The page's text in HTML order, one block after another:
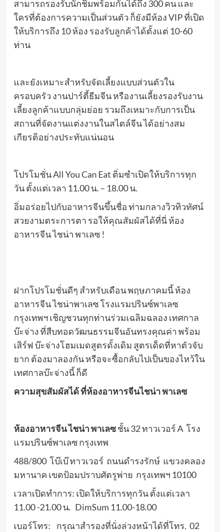
สามารถรองรับนักชิมพร้อมกันได้ถึง 300 คน และ
ใครที่ต้องการความเป็นส่วนตัว ก็ยังมีห้อง VIP ที่เปิด
ให้บริการถึง 10 ห้อง รองรับลูกค้าได้ตั้งแต่ 10-60
ท่าน
และยังเหมาะสำหรับจัดเลี้ยงแบบส่วนตัวใน
ครอบครัว งานปาร์ตี้ธีมจีน หรืองานเลี้ยงรองรับงาน
เลี้ยงลูกค้าแบบกลุ่มย่อย รวมถึงเหมาะกับการเป็น
สถานที่จัดงานแต่งงานในสไตล์จีน ได้อย่างสม
เกียรติอย่างประทับแน่นอน
โปรโมชั่น All You Can Eat ติ่มซำเปิดให้บริการทุก
วัน ตั้งแต่เวลา 11.00 น. – 18.00 น.
อิ่มอร่อยไปกับอาหารจีนขึ้นชื่อ ท่ามกลางวิวทิวทัศน์
สวยงามตระการตา รอให้คุณสัมผัสได้ที่นี่ ห้อง
อาหารจีน ไชน่า พาเลซ !
ฝากโปรโมชั่นดีๆ สำหรับเดือน พฤษภาคมนี้ ห้อง
อาหารจีน ไชน่าพาเลซ โรงแรมปรินซ์พาเลซ
กรุงเทพฯ เชิญชวนทุกท่านร่วมเฉลิมฉลอง เทศกาล
บ๊ะจ่าง ที่สืบทอดวัฒนธรรมจีนอันทรงคุณค่า พร้อม
เสิร์ฟ บ๊ะจ่างโฮมเมดสูตรดั้งเดิม สูตรเด็ดที่หาตัวจับ
ยาก ต้องมาลองกัน หรือจะซื้อกลับไปเป็นของไหว้ใน
เทศกาลบ๊ะจ่างนี้ ก็ดี
ความสุขสัมผัสได้ ที่ห้องอาหารจีนไชน่า พาเลซ
ห้องอาหารจีน ไชน่า พาเลซชั้น 32 ทาวเวอร์ A โรง
แรมปรินซ์พาเลซ กรุงเทพ
488/800 โบ๊เบ๊ ทาวเวอร์ ถนนดำรงรักษ์ แขวงคลอง
มหานาค เขตป้อมปราบศัตรูพ่าย กรุงเทพฯ 10100
เวลาเปิดทำการ: เปิดให้บริการทุกวัน ตั้งแต่เวลา
11.00 -21.00 น. DimSum 11.00-18.00
เบอร์โทร: กรุณาสำรองที่นั่งล่วงหน้าได้ที่โทร. 02